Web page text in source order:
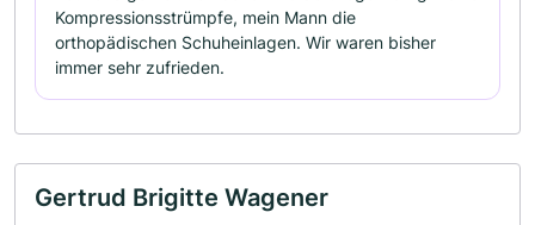
Kompressionsstrümpfe, mein Mann die
orthopädischen Schuheinlagen. Wir waren bisher
immer sehr zufrieden.
Gertrud Brigitte Wagener